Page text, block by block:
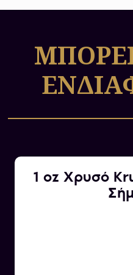
της χώρας, οι οποίες
1 oz Χρυσό